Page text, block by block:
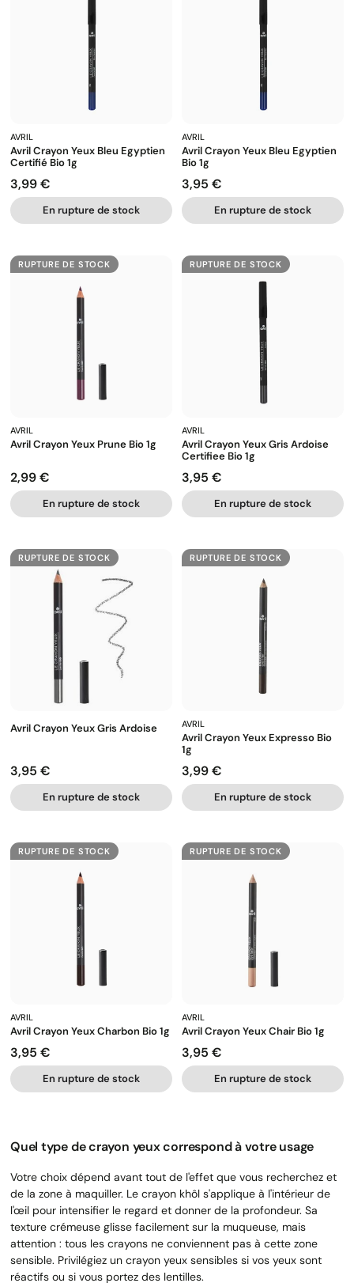
AVRIL
Avril Crayon Yeux Bleu Egyptien
Certifié Bio 1g
Prix
3,99 €
En rupture de stock
AVRIL
Avril Crayon Yeux Bleu Egyptien
Bio 1g
Prix
3,95 €
En rupture de stock
RUPTURE DE STOCK
AVRIL
Avril Crayon Yeux Prune Bio 1g
Prix
2,99 €
En rupture de stock
RUPTURE DE STOCK
AVRIL
Avril Crayon Yeux Gris Ardoise
Certifiee Bio 1g
Prix
3,95 €
En rupture de stock
RUPTURE DE STOCK
Avril Crayon Yeux Gris Ardoise
Prix
3,95 €
En rupture de stock
RUPTURE DE STOCK
AVRIL
Avril Crayon Yeux Expresso Bio
1g
Prix
3,99 €
En rupture de stock
RUPTURE DE STOCK
AVRIL
Avril Crayon Yeux Charbon Bio 1g
Prix
3,95 €
En rupture de stock
RUPTURE DE STOCK
AVRIL
Avril Crayon Yeux Chair Bio 1g
Prix
3,95 €
En rupture de stock
Quel type de crayon yeux correspond à votre usage
Votre choix dépend avant tout de l'effet que vous recherchez et
de la zone à maquiller. Le crayon khôl s'applique à l'intérieur de
l'œil pour intensifier le regard et donner de la profondeur. Sa
texture crémeuse glisse facilement sur la muqueuse, mais
attention : tous les crayons ne conviennent pas à cette zone
sensible. Privilégiez un crayon yeux sensibles si vos yeux sont
réactifs ou si vous portez des lentilles.